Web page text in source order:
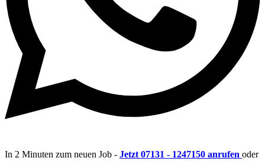
In 2 Minuten zum neuen Job - Jetzt 07131 - 1247150 anrufen oder